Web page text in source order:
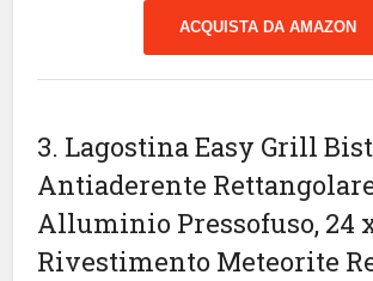
ACQUISTA DA AMAZON
3. Lagostina Easy Grill
Antiaderente
Alluminio Pressofuso, 24
Rivestimento Meteorite